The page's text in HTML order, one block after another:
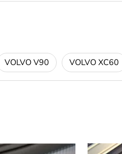
VOLVO V90 VOLVO XC60